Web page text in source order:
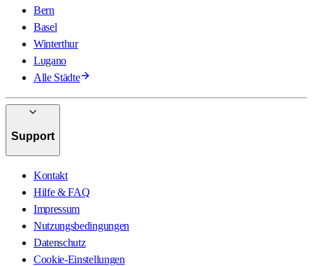
Bern
Basel
Winterthur
Lugano
Alle Städte
Support
Kontakt
Hilfe & FAQ
Impressum
Nutzungsbedingungen
Datenschutz
Cookie-Einstellungen